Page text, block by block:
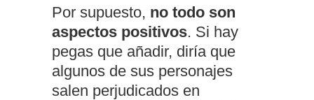
Por supuesto, no todo son
aspectos positivos. Si hay
pegas que añadir, diría que
algunos de sus personajes
salen perjudicados en